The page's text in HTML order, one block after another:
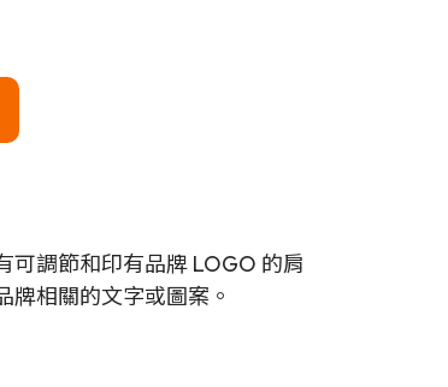
可調節和印有品牌 LOGO 的肩
相關的文字或圖案。